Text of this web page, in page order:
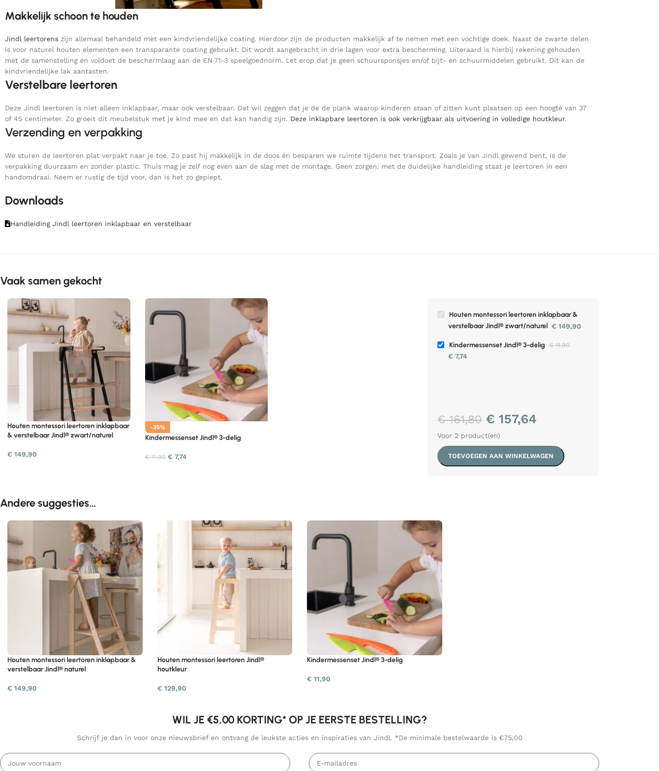
Makkelijk schoon te houden
Jindl leertorens zijn allemaal behandeld met een kindvriendelijke coating. Hierdoor zijn de producten makkelijk af te nemen met een vochtige doek. Naast de zwarte delen
is voor naturel houten elementen een transparante coating gebruikt. Dit wordt aangebracht in drie lagen voor extra bescherming. Uiteraard is hierbij rekening gehouden
met de samenstelling en voldoet de beschermlaag aan de EN 71-3 speelgoednorm. Let erop dat je geen schuursponsjes en/of bijt- en schuurmiddelen gebruikt. Dit kan de
kindvriendelijke lak aantasten.
Verstelbare leertoren
Deze Jindl leertoren is niet alleen inklapbaar, maar ook verstelbaar. Dat wil zeggen dat je de de plank waarop kinderen staan of zitten kunt plaatsen op een hoogte van 37
of 45 centimeter. Zo groeit dit meubelstuk met je kind mee en dat kan handig zijn. Deze inklapbare leertoren is ook verkrijgbaar als uitvoering in volledige houtkleur.
Verzending en verpakking
We sturen de leertoren plat verpakt naar je toe. Zo past hij makkelijk in de doos én besparen we ruimte tijdens het transport. Zoals je van Jindl gewend bent, is de
verpakking duurzaam en zonder plastic. Thuis mag je zelf nog even aan de slag met de montage. Geen zorgen: met de duidelijke handleiding staat je leertoren in een
handomdraai. Neem er rustig de tijd voor, dan is het zo gepiept.
Downloads
Handleiding Jindl leertoren inklapbaar en verstelbaar
Vaak samen gekocht
Houten montessori leertoren inklapbaar
& verstelbaar Jindl® zwart/naturel
€ 149,90
-35%
Kindermessenset Jindl® 3-delig
€11,90 € 7,74
Houten montessori leertoren inklapbaar &
verstelbaar Jindl® zwart/naturel € 149,90
Kindermessenset Jindl® 3-delig €11,90
€ 7,74
€161,80 € 157,64
Voor 2 product(en)
TOEVOEGEN AAN WINKELWAGEN
Andere suggesties…
Houten montessori leertoren inklapbaar &
verstelbaar Jindl® naturel
€ 149,90
Houten montessori leertoren Jindl®
houtkleur
€ 129,90
Kindermessenset Jindl® 3-delig
€ 11,90
WIL JE €5,00 KORTING* OP JE EERSTE BESTELLING?
Schrijf je dan in voor onze nieuwsbrief en ontvang de leukste acties en inspiraties van Jindl. *De minimale bestelwaarde is €75,00